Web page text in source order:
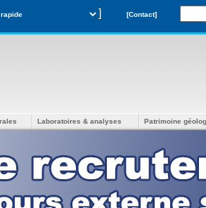
] [Contact]
Laboratoires & analyses Patrimoine